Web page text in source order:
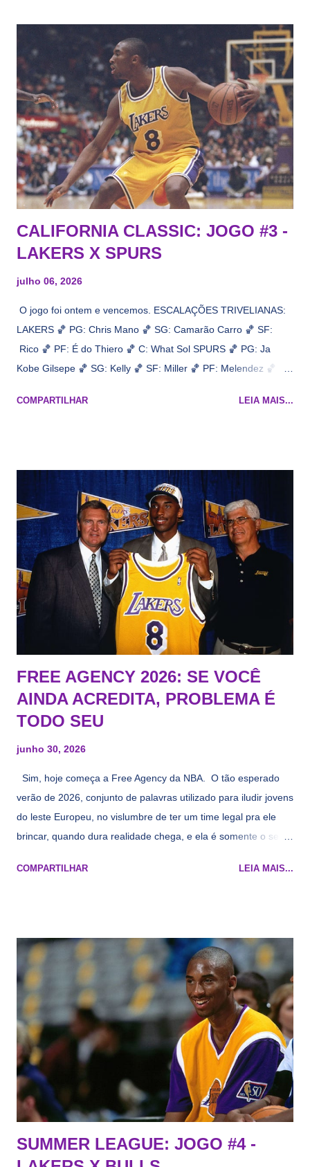
CALIFORNIA CLASSIC: JOGO #3 -
LAKERS X SPURS
julho 06, 2026
O jogo foi ontem e vencemos. ESCALAÇÕES TRIVELIANAS:
LAKERS 🏀 PG: Chris Mano 🏀 SG: Camarão Carro 🏀 SF:
Rico 🏀 PF: É do Thiero 🏀 C: What Sol SPURS 🏀 PG: Ja
Kobe Gilsepe 🏀 SG: Kelly 🏀 SF: Miller 🏀 PF: Melendez 🏀 C:
Na quadra Transmissão: NBA League Pass
COMPARTILHAR LEIA MAIS...
FREE AGENCY 2026: SE VOCÊ
AINDA ACREDITA, PROBLEMA É
TODO SEU
junho 30, 2026
Sim, hoje começa a Free Agency da NBA. O tão esperado
verão de 2026, conjunto de palavras utilizado para iludir jovens
do leste Europeu, no vislumbre de ter um time legal pra ele
brincar, quando dura realidade chega, e ela é somente o seu
cara de decrépito, mas que aparentemente ainda é jovem.
vezes a gente esquece mesmo. Então, como diria o Marcelo
Tas no Telecurso 2000 , É HORA DA REVISÃO! Ah, e quase
todos esses nomes foram linkados ao Lakers. Se de fato há o
interesse, não importa, o nosso compromisso é sempre com a
informação, a veracidade vem depois. E do Lakers hein? Até
agora nada de Ruim Hachaomuro (dizem que Nets tem
interesse) e LeBrão James - esse sendo assediado pelo
Draymond Green enquanto chora pro Cavs contrat...
COMPARTILHAR LEIA MAIS...
SUMMER LEAGUE: JOGO #4 -